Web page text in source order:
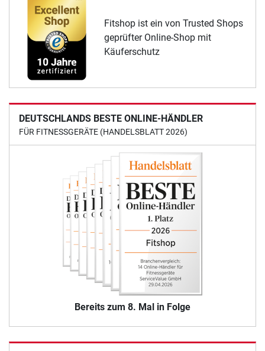
Fitshop ist ein von Trusted Shops
geprüfter Online-Shop mit
Käuferschutz
DEUTSCHLANDS BESTE ONLINE-HÄNDLER
FÜR FITNESSGERÄTE (HANDELSBLATT 2026)
Bereits zum 8. Mal in Folge